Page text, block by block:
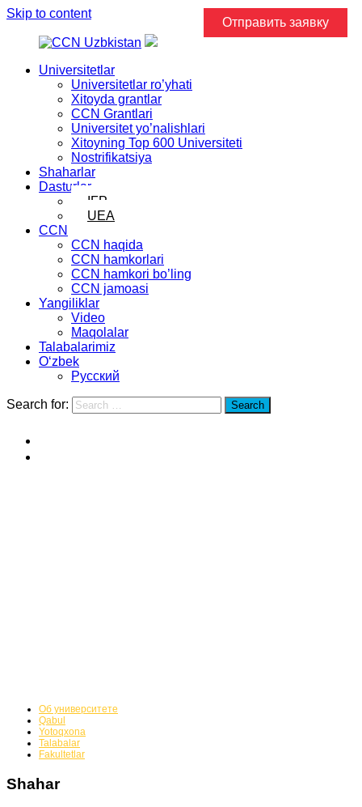
Skip to content
Universitetlar
Universitetlar ro’yhati
Xitoyda grantlar
CCN Grantlari
Universitet yo’nalishlari
Xitoyning Top 600 Universiteti
Nostrifikatsiya
Shaharlar
Dasturlar
IFP
UEA
CCN
CCN haqida
CCN hamkorlari
CCN hamkori bo’ling
CCN jamoasi
Yangiliklar
Video
Maqolalar
Talabalarimiz
Oʻzbek
Русский
Search for: Search
Отправить заявку
Об университете
Qabul
Yotoqxona
Talabalar
Fakultetlar
Shahar